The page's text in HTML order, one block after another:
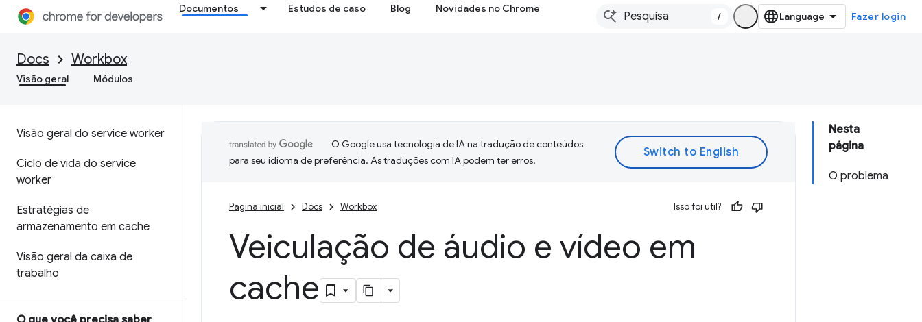
Documentos Estudos de caso Blog Novidades no Chrome
/ Fazer login
Docs Workbox
Visão geral Módulos
Visão geral do service worker
Ciclo de vida do service
worker
Estratégias de
armazenamento em cache
Visão geral da caixa de
trabalho
Nesta
página
O problema
O Google usa tecnologia de IA na tradução de conteúdos
para seu idioma de preferência. As traduções com IA podem ter erros.
Página inicial Docs Workbox Isso foi útil?
Veiculação de áudio e vídeo em
cache